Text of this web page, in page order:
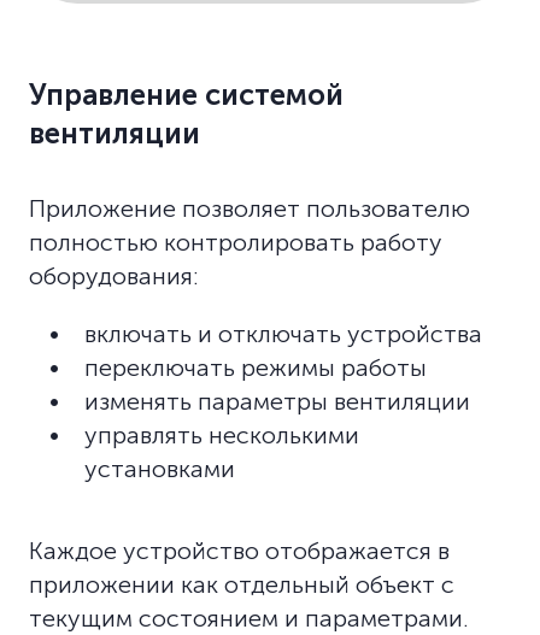
Управление системой
вентиляции
Приложение позволяет пользователю
полностью контролировать работу
оборудования:
включать и отключать устройства
переключать режимы работы
изменять параметры вентиляции
управлять несколькими
установками
Каждое устройство отображается в
приложении как отдельный объект с
текущим состоянием и параметрами.